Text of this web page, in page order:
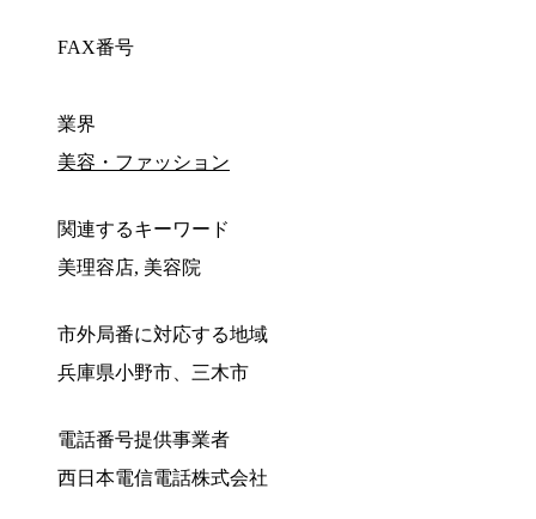
FAX番号
業界
美容・ファッション
関連するキーワード
美理容店, 美容院
市外局番に対応する地域
兵庫県小野市、三木市
電話番号提供事業者
西日本電信電話株式会社